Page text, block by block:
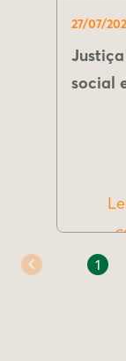
27/07/
social
1